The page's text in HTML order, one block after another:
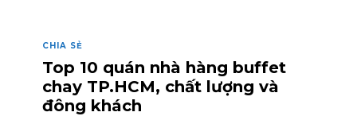
CHIA SẺ
Top 10 quán nhà hàng buffet
chay TP.HCM, chất lượng và
đông khách